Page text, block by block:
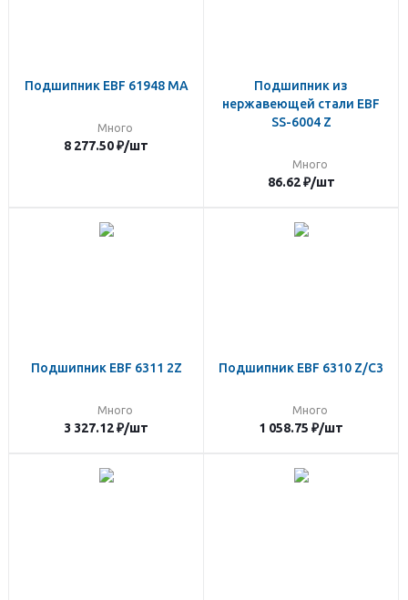
Подшипник EBF 61948 MA
Много
8 277.50₽/шт
Подшипник из
нержавеющей стали EBF
SS-6004 Z
Много
86.62₽/шт
Подшипник EBF 6311 2Z
Много
3 327.12₽/шт
Подшипник EBF 6310 Z/C3
Много
1 058.75 ₽/шт